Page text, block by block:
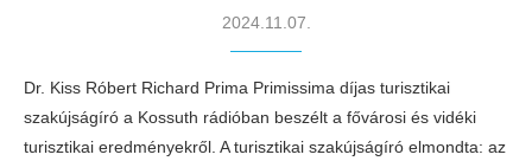
2024.11.07.
Dr. Kiss Róbert Richard Prima Primissima díjas turisztikai
szakújságíró a Kossuth rádióban beszélt a fővárosi és vidéki
turisztikai eredményekről. A turisztikai szakújságíró elmondta: az